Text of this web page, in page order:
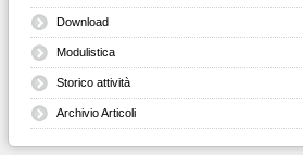
Download
Modulistica
Storico attività
Archivio Articoli